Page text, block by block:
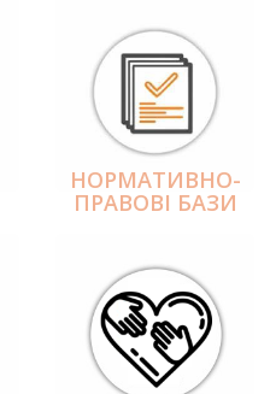
НОРМАТИВНО-
ПРАВОВІ БАЗИ